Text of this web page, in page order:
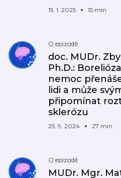
15. 1. 2025 15 min
O epizodě
doc. MUDr.
Ph.D.:
nemoc
lidi a může
připomínat
sklerózu
25. 9. 2024 27 min
O epizodě
MUDr. Mgr.